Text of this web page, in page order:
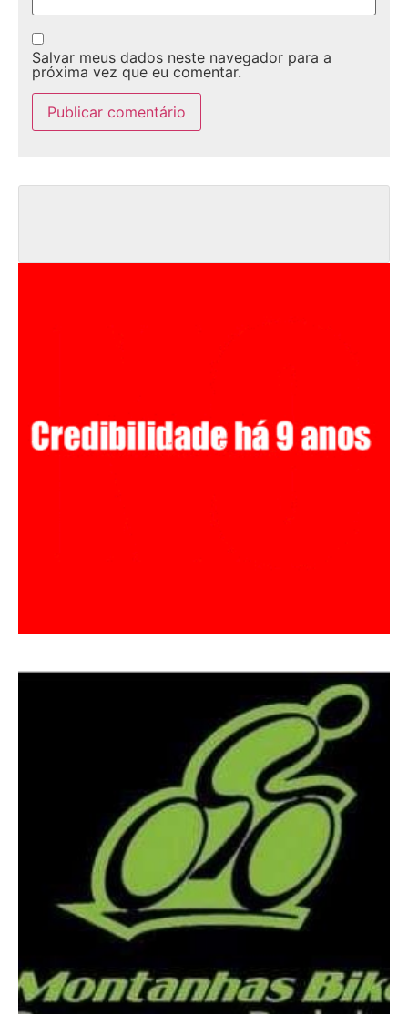
Salvar meus dados neste navegador para a
próxima vez que eu comentar.